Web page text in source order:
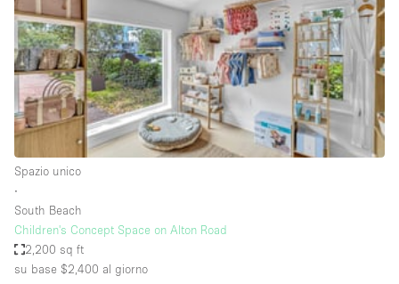
Spazio pubblicitario
Spazio unico
Stand / Bancarella
Stand / Chiosco / Stand
Studio fotografico / riprese
Terrazzo
Uffici
Villa / Casa
Spazio unico
∙
South Beach
Children's Concept Space on Alton Road
2,200 sq ft
su base $2,400 al giorno